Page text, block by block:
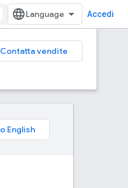
Accedi
Contatta vendite